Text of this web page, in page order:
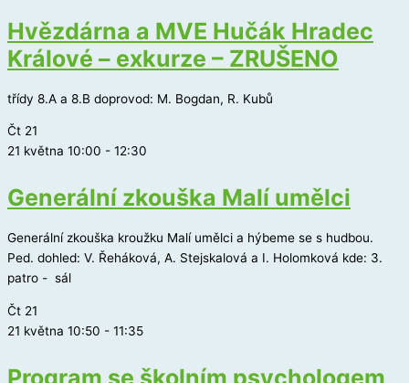
Hvězdárna a MVE Hučák Hradec
Králové – exkurze – ZRUŠENO
třídy 8.A a 8.B doprovod: M. Bogdan, R. Kubů
Čt 21
21 května 10:00 - 12:30
Generální zkouška Malí umělci
Generální zkouška kroužku Malí umělci a hýbeme se s hudbou.
Ped. dohled: V. Řeháková, A. Stejskalová a I. Holomková kde: 3.
patro - sál
Čt 21
21 května 10:50 - 11:35
Program se školním psychologem